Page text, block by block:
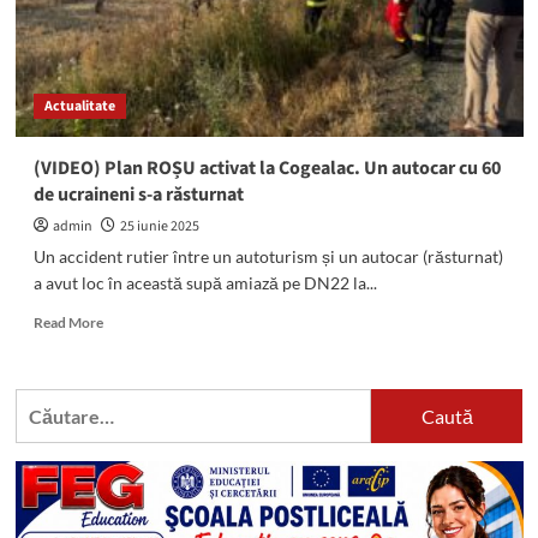
Actualitate
(VIDEO) Plan ROȘU activat la Cogealac. Un autocar cu 60
de ucraineni s-a răsturnat
admin
25 iunie 2025
Un accident rutier între un autoturism și un autocar (răsturnat)
a avut loc în această supă amiază pe DN22 la...
Read MoreRead
(VIDEO)
la
Cogealac.
Un
Caută